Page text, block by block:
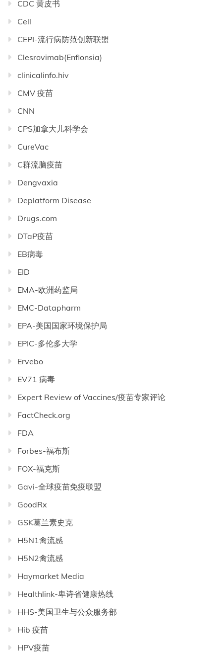
CDC 黄皮书
Cell
CEPI-流行病防范创新联盟
Clesrovimab(Enflonsia)
clinicalinfo.hiv
CMV 疫苗
CNN
CPS加拿大儿科学会
CureVac
C群流脑疫苗
Dengvaxia
Deplatform Disease
Drugs.com
DTaP疫苗
EB病毒
EID
EMA-欧洲药监局
EMC-Datapharm
EPA-美国国家环境保护局
EPIC-多伦多大学
Ervebo
EV71 病毒
Expert Review of Vaccines/疫苗专家评论
FactCheck.org
FDA
Forbes-福布斯
FOX-福克斯
Gavi-全球疫苗免疫联盟
GoodRx
GSK葛兰素史克
H5N1禽流感
H5N2禽流感
Haymarket Media
Healthlink-卑诗省健康热线
HHS-美国卫生与公众服务部
Hib 疫苗
HPV疫苗